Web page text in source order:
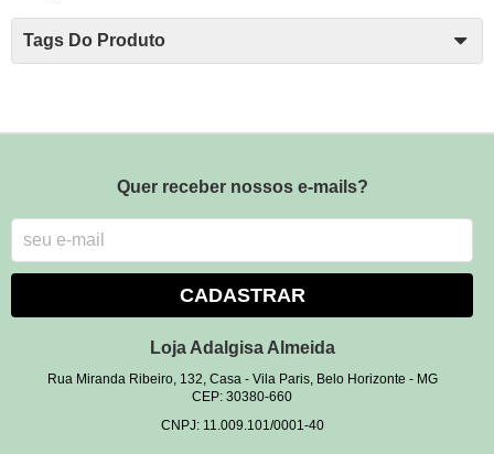
Tags Do Produto
Quer receber nossos e-mails?
CADASTRAR
Loja Adalgisa Almeida
Rua Miranda Ribeiro, 132, Casa- Vila Paris, Belo Horizonte - MG
CEP: 30380-660
CNPJ: 11.009.101/0001-40